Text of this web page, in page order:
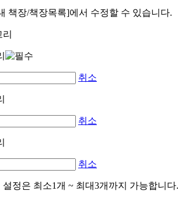
책장/책장목록]에서 수정할 수 있습니다.
취소
취소
취소
설정은 최소1개 ~ 최대3개까지 가능합니다.